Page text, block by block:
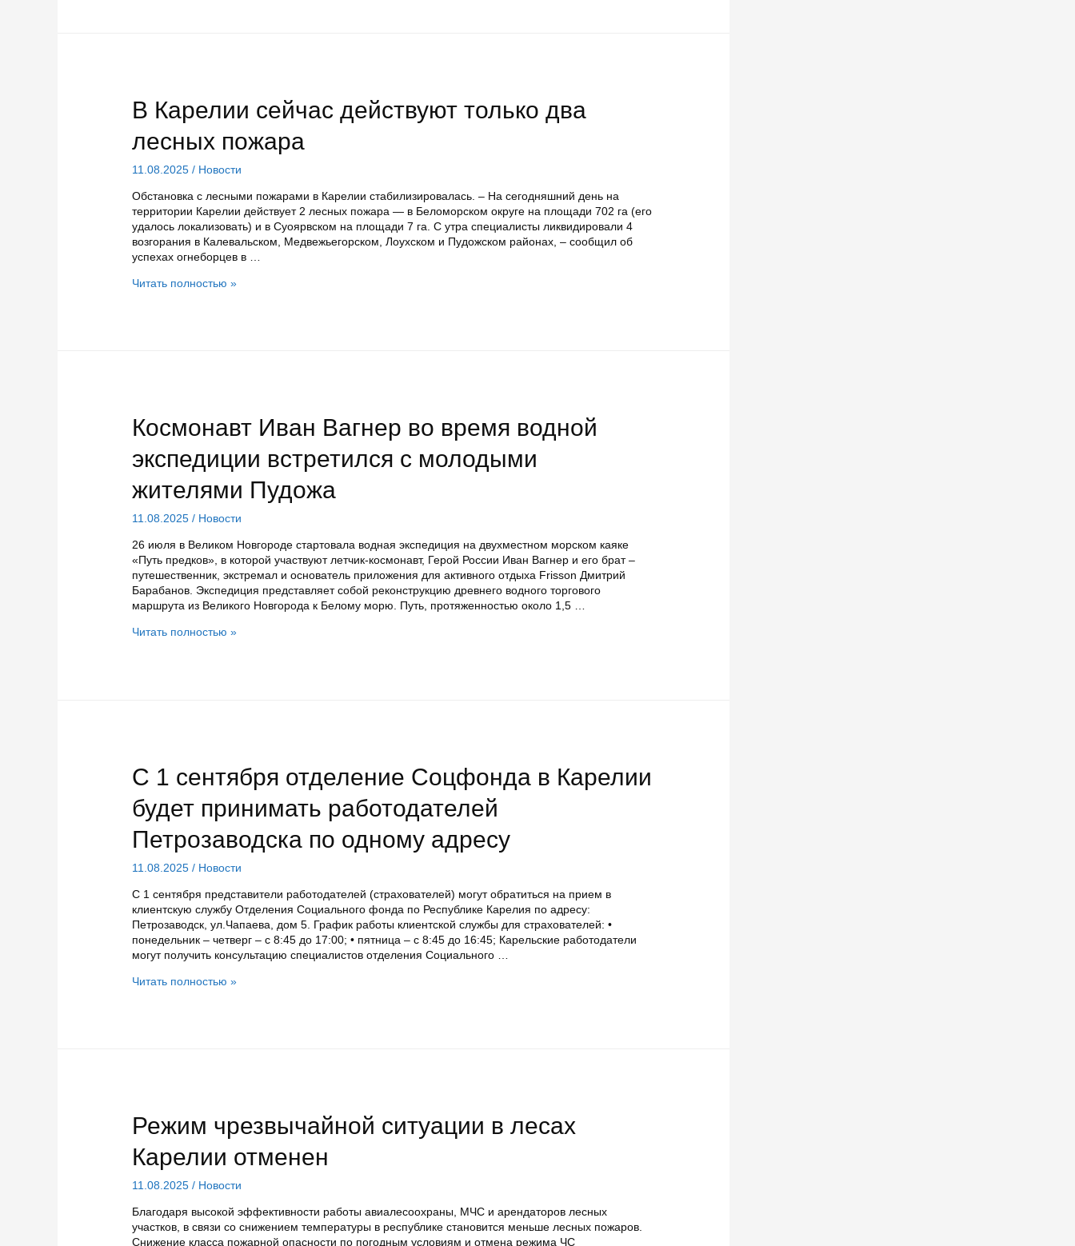
В Карелии сейчас действуют только два
лесных пожара
11.08.2025 / Новости
Обстановка с лесными пожарами в Карелии стабилизировалась. – На сегодняшний день на
территории Карелии действует 2 лесных пожара — в Беломорском округе на площади 702 га (его
удалось локализовать) и в Суоярвском на площади 7 га. С утра специалисты ликвидировали 4
возгорания в Калевальском, Медвежьегорском, Лоухском и Пудожском районах, – сообщил об
успехах огнеборцев в …
В
Читать полностью »
Космонавт Иван Вагнер во время водной
экспедиции встретился с молодыми
жителями Пудожа
11.08.2025 / Новости
26 июля в Великом Новгороде стартовала водная экспедиция на двухместном морском каяке
«Путь предков», в которой участвуют летчик-космонавт, Герой России Иван Вагнер и его брат –
путешественник, экстремал и основатель приложения для активного отдыха Frisson Дмитрий
Барабанов. Экспедиция представляет собой реконструкцию древнего водного торгового
маршрута из Великого Новгорода к Белому морю. Путь, протяженностью около 1,5 …
Космонавт
молодыми
жителями
Пудожа
Читать полностью »
С 1 сентября отделение Соцфонда в Карелии
будет принимать работодателей
Петрозаводска по одному адресу
11.08.2025 / Новости
С 1 сентября представители работодателей (страхователей) могут обратиться на прием в
клиентскую службу Отделения Социального фонда по Республике Карелия по адресу:
Петрозаводск, ул.Чапаева, дом 5. График работы клиентской службы для страхователей: •
понедельник – четверг – с 8:45 до 17:00; • пятница – с 8:45 до 16:45; Карельские работодатели
могут получить консультацию специалистов отделения Социального …
С
работодателей
Петрозаводска
по
одному
Читать полностью »
Режим чрезвычайной ситуации в лесах
Карелии отменен
11.08.2025 / Новости
Благодаря высокой эффективности работы авиалесоохраны, МЧС и арендаторов лесных
участков, в связи со снижением температуры в республике становится меньше лесных пожаров.
Снижение класса пожарной опасности по погодным условиям и отмена режима ЧС